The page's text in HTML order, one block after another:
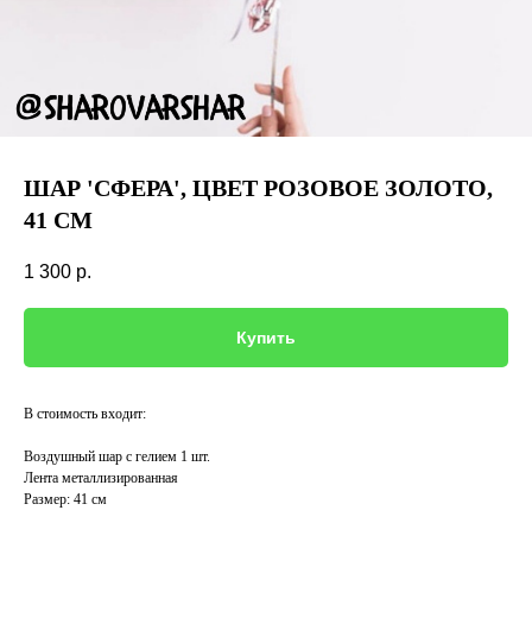
ШАР 'СФЕРА', ЦВЕТ РОЗОВОЕ ЗОЛОТО,
41 СМ
1 300 р.
Купить
В стоимость входит:
Воздушный шар с гелием 1 шт.
Лента металлизированная
Размер: 41 см